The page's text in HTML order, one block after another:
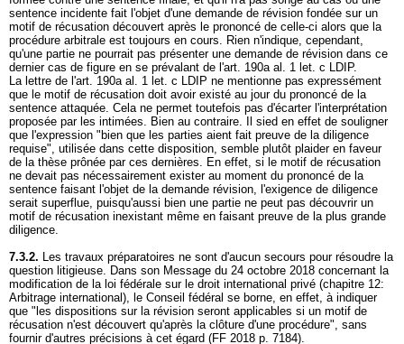
sentence incidente fait l'objet d'une demande de révision fondée sur un
motif de récusation découvert après le prononcé de celle-ci alors que la
procédure arbitrale est toujours en cours. Rien n'indique, cependant,
qu'une partie ne pourrait pas présenter une demande de révision dans ce
dernier cas de figure en se prévalant de l'art. 190a al. 1 let. c LDIP.
La lettre de l'art. 190a al. 1 let. c LDIP ne mentionne pas expressément
que le motif de récusation doit avoir existé au jour du prononcé de la
sentence attaquée. Cela ne permet toutefois pas d'écarter l'interprétation
proposée par les intimées. Bien au contraire. Il sied en effet de souligner
que l'expression "bien que les parties aient fait preuve de la diligence
requise", utilisée dans cette disposition, semble plutôt plaider en faveur
de la thèse prônée par ces dernières. En effet, si le motif de récusation
ne devait pas nécessairement exister au moment du prononcé de la
sentence faisant l'objet de la demande révision, l'exigence de diligence
serait superflue, puisqu'aussi bien une partie ne peut pas découvrir un
motif de récusation inexistant même en faisant preuve de la plus grande
diligence.
7.3.2. Les travaux préparatoires ne sont d'aucun secours pour résoudre la
question litigieuse. Dans son Message du 24 octobre 2018 concernant la
modification de la loi fédérale sur le droit international privé (chapitre 12:
Arbitrage international), le Conseil fédéral se borne, en effet, à indiquer
que "les dispositions sur la révision seront applicables si un motif de
récusation n'est découvert qu'après la clôture d'une procédure", sans
fournir d'autres précisions à cet égard (FF 2018 p. 7184).